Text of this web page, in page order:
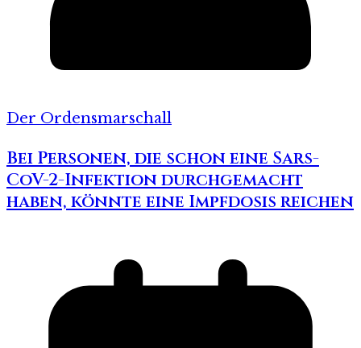
Der Ordensmarschall
Bei Personen, die schon eine Sars-
CoV-2-Infektion durchgemacht
haben, könnte eine Impfdosis reichen